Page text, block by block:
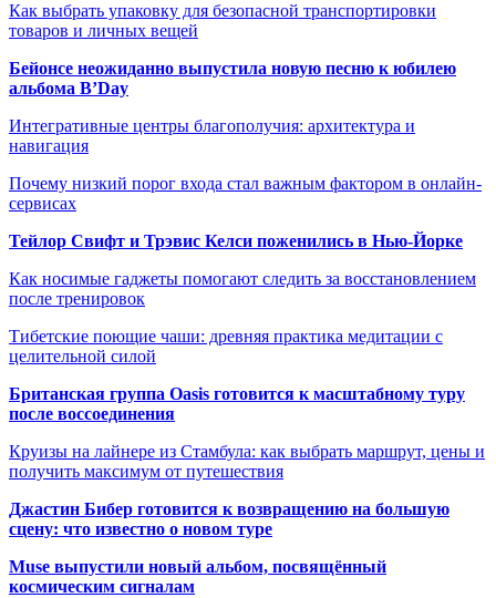
Как выбрать упаковку для безопасной транспортировки
товаров и личных вещей
Бейонсе неожиданно выпустила новую песню к юбилею
альбома B’Day
Интегративные центры благополучия: архитектура и
навигация
Почему низкий порог входа стал важным фактором в онлайн-
сервисах
Тейлор Свифт и Трэвис Келси поженились в Нью-Йорке
Как носимые гаджеты помогают следить за восстановлением
после тренировок
Тибетские поющие чаши: древняя практика медитации с
целительной силой
Британская группа Oasis готовится к масштабному туру
после воссоединения
Круизы на лайнере из Стамбула: как выбрать маршрут, цены и
получить максимум от путешествия
Джастин Бибер готовится к возвращению на большую
сцену: что известно о новом туре
Muse выпустили новый альбом, посвящённый
космическим сигналам